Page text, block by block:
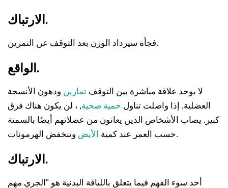
الارتباك.
فجأة سيزداد الوزن بعد التوقف عن التمرين.
الواقع.
لا يوجد علاقة مباشرة بين التوقف تمارين ودهون الأنسجة
العضلية. إذا واصلت تناول حمية صحية, ، لن يكون هناك فرق
كبير. يصاب الأشخاص الذين يعانون من عضلاتهم أيضًا بالسمنة
حسب العمر عند كمية
الأيض وتنخفض الهرمونات.
الارتباك.
أحد سوء الفهم فيما يتعلق باللياقة البدنية هو “الجري مهم